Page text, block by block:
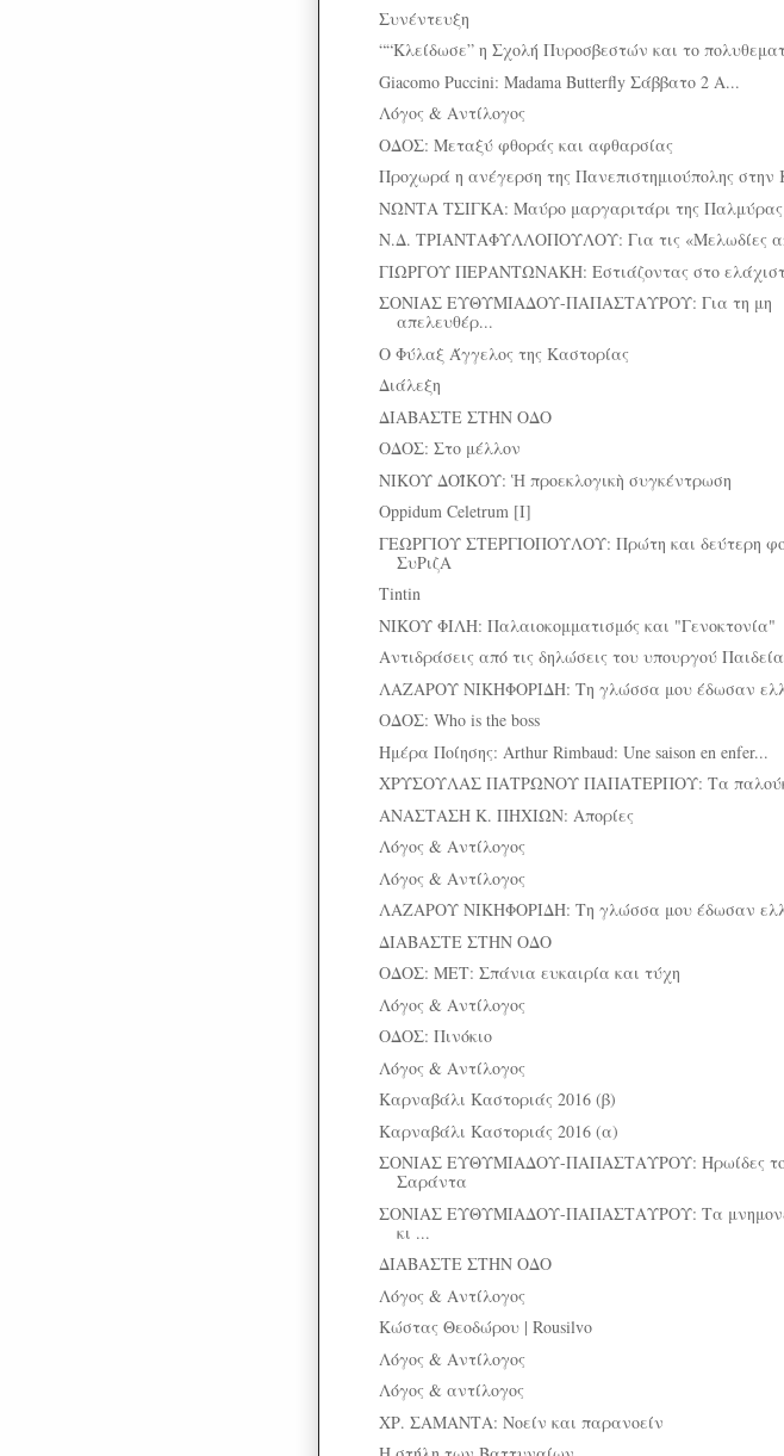
Συνέντευξη
““Κλείδωσε” η Σχολή Πυροσβεστών και το
Giacomo Puccini: Madama Butterfly Σάββατο 2 Α...
Λόγος & Αντίλογος
ΟΔΟΣ: Μεταξύ φθοράς και αφθαρσίας
Προχωρά η ανέγερση της Πανεπιστημιούπολης στην
ΝΩΝΤΑ ΤΣΙΓΚΑ: Μαύρο μαργαριτάρι της Παλμύρας
Ν.Δ. ΤΡΙΑΝΤΑΦΥΛΛΟΠΟΥΛΟΥ: Για τις «Μελωδίες
ΓΙΩΡΓΟΥ ΠΕΡΑΝΤΩΝΑΚΗ: Εστιάζοντας στο
ΣΟΝΙΑΣ ΕΥΘΥΜΙΑΔΟΥ-ΠΑΠΑΣΤΑΥΡΟΥ: Για τη μη
απελευθέρ...
Ο Φύλαξ Άγγελος της Καστορίας
Διάλεξη
ΔΙΑΒΑΣΤΕ ΣΤΗΝ ΟΔΟ
ΟΔΟΣ: Στο μέλλον
ΝΙΚΟΥ ΔΟΪΚΟΥ: Ἡ προεκλογικὴ συγκέντρωση
Oppidum Celetrum [Ι]
ΓΕΩΡΓΙΟΥ ΣΤΕΡΓΙΟΠΟΥΛΟΥ: Πρώτη και δεύτερη
ΣυΡιζΑ
Tintin
ΝΙΚΟΥ ΦΙΛΗ: Παλαιοκομματισμός και "Γενοκτονία"
Aντιδράσεις από τις δηλώσεις του υπουργού
ΛΑΖΑΡΟΥ ΝΙΚΗΦΟΡΙΔΗ: Τη γλώσσα μου έδωσαν
ΟΔΟΣ: Who is the boss
Ημέρα Ποίησης: Arthur Rimbaud: Une saison en enfer...
ΧΡΥΣΟΥΛΑΣ ΠΑΤΡΩΝΟΥ ΠΑΠΑΤΕΡΠΟΥ: Τα
ΑΝΑΣΤΑΣΗ Κ. ΠΗΧΙΩΝ: Απορίες
Λόγος & Αντίλογος
Λόγος & Αντίλογος
ΛΑΖΑΡΟΥ ΝΙΚΗΦΟΡΙΔΗ: Τη γλώσσα μου έδωσαν
ΔΙΑΒΑΣΤΕ ΣΤΗΝ ΟΔΟ
ΟΔΟΣ: ΜΕΤ: Σπάνια ευκαιρία και τύχη
Λόγος & Αντίλογος
ΟΔΟΣ: Πινόκιο
Λόγος & Αντίλογος
Καρναβάλι Καστοριάς 2016 (β)
Καρναβάλι Καστοριάς 2016 (α)
ΣΟΝΙΑΣ ΕΥΘΥΜΙΑΔΟΥ-ΠΑΠΑΣΤΑΥΡΟΥ: Ηρωίδες
Σαράντα
ΣΟΝΙΑΣ ΕΥΘΥΜΙΑΔΟΥ-ΠΑΠΑΣΤΑΥΡΟΥ: Τα
κι ...
ΔΙΑΒΑΣΤΕ ΣΤΗΝ ΟΔΟ
Λόγος & Αντίλογος
Κώστας Θεοδώρου | Rousilvo
Λόγος & Αντίλογος
Λόγος & αντίλογος
ΧΡ. ΣΑΜΑΝΤΑ: Νοείν και παρανοείν